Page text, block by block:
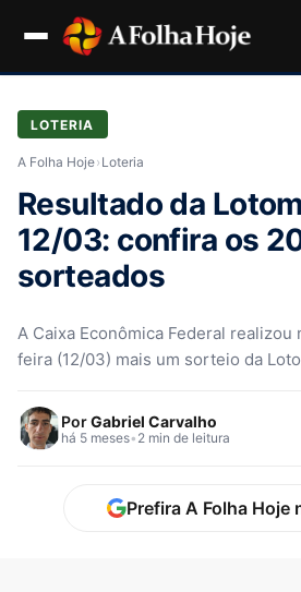
LOTERIA
A Folha Hoje› Loteria
Resultado da
12/03: confira os
sorteados
A Caixa Econômica Federal
feira (12/03) mais um sorteio da
PorGabriel Carvalho
há 5 meses• 2 min de leitura
Prefira A Folha Hoje